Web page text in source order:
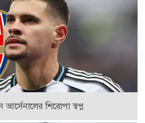
শিরোপা স্বপ্ন